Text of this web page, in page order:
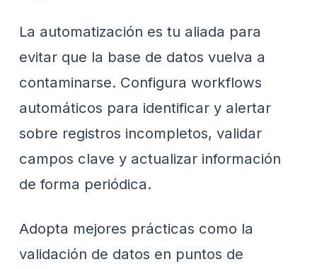
La automatización es tu aliada para
evitar que la base de datos vuelva a
contaminarse. Configura workflows
automáticos para identificar y alertar
sobre registros incompletos, validar
campos clave y actualizar información
de forma periódica.
Adopta mejores prácticas como la
validación de datos en puntos de